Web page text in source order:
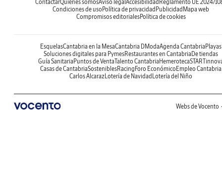
ContactarQuiénes somosAviso legalAccesibilidadReglamento UE 2024/
Condiciones de usoPolítica de privacidadPublicidadMapa web
Compromisos editorialesPolítica de cookies
EsquelasCantabria en la MesaCantabria DModaAgenda CantabriaPlayas
Soluciones digitales para PymesRestaurantes en CantabriaDe tiendas
Guía SanitariaPuntos de VentaTalento CantabriaHemeroteca
Casas de CantabriaSosteniblesRacingForo EconómicoEmpleo Cantabria
Carlos AlcarazLotería de NavidadLotería del Niño
Webs de Vocento